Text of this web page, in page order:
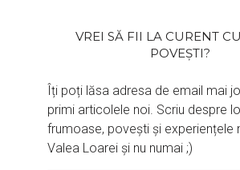
VREI SĂ FII LA CURENT
POVEȘTI?
Îți poți lăsa adresa de email mai
primi articolele noi. Scriu despre
frumoase, povești și experiențele
Valea Loarei și nu numai ;)